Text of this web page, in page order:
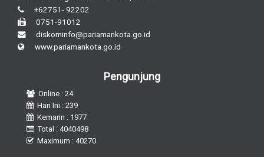
+62751- 92202
0751-91012
diskominfo@pariamankota.go.id
www.pariamankota.go.id
Pengunjung
Online : 24
Hari Ini : 239
Kemarin : 1977
Total : 4040498
Maximum : 40270